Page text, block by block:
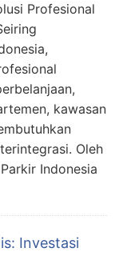
Profesional
kawasan
Oleh
Indonesia
Investasi